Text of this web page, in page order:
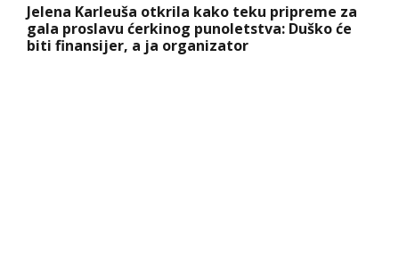
Jelena Karleuša otkrila kako teku pripreme za
gala proslavu ćerkinog punoletstva: Duško će
biti finansijer, a ja organizator